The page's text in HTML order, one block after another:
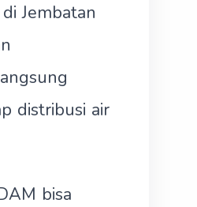
Jembatan
distribusi air
bisa